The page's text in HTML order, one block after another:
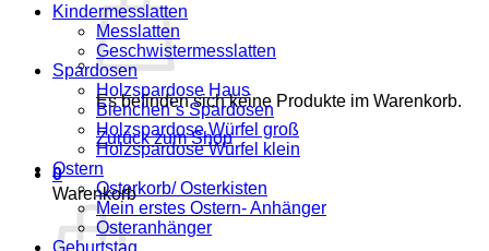
Es befinden sich keine Produkte im Warenkorb.
Zurück zum Shop
0
Warenkorb
Kindermesslatten
Messlatten
Geschwistermesslatten
Spardosen
Holzspardose Haus
Bienchen´s Spardosen
Holzspardose Würfel groß
Holzspardose Würfel klein
Ostern
Osterkorb/ Osterkisten
Mein erstes Ostern- Anhänger
Osteranhänger
Geburtstag